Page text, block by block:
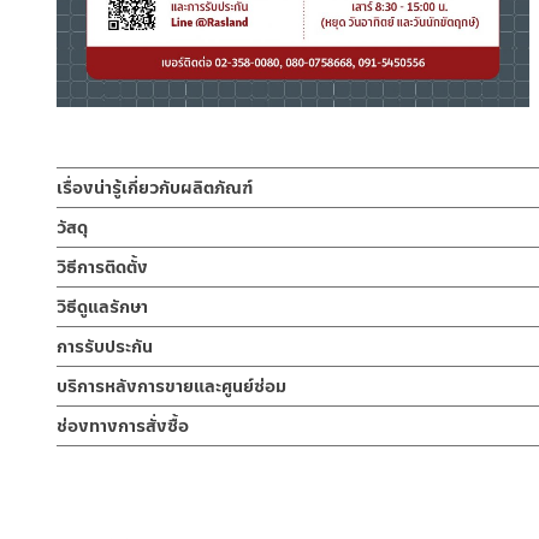
เรื่องน่ารู้เกี่ยวกับผลิตภัณฑ์
ชุดสายฉีดชำระ สเปรย์ฉีดชำระ ผลิตจาก ABS สีขาว หัวสเปรย์ออ
ซม. มาพร้อมขอแขวนกำแพงสีขาว
สายฉีดชำระ หรือ ฝักบัวชำระ ก้านกดออกแบบให้สามารถล๊อคน้ำได้ ส
ต้องใช้มือกดแช่ ใช้งานสะดวกขึ้น ด้ามจับแบบยาวพิเศษจับถนัดมือ ทำ
วัสดุ
หัวฉีดชำระ
ผลิตจากพลาสติก ABS
สายฝักบัว
PVC สีขาว
ขอแขวน
ผลิตจาก ABS
วิธีการติดตั้ง
ข้อแนะนำในการติดตั้ง
สำหรับการติดตั้งใหม่ ให้ไล่ฝุ่น เศษทราย เศษท่อ ออกจากท่อน้ำก่อน
พาเศษละอองต่างๆ ออกจากท่อน้ำ มิเช่นนั้นสิ่งสกปรกจะเข้าไปภายใน
ไม่อยู่ในเงื่อนไขการรับประกัน
วิธีดูแลรักษา
คำแนะนำในการดูแลรักษาผลิตภัณฑ์
1. ไม่ทำสินค้าให้เกิดความเสียหายอื่น ๆ นอกจากการใช้งานปกติ เช่นไ
2. ทำความสะอาดสินค้าโดยการใช้ผ้านุ่มๆชุบน้ำหมาดๆแล้วเช็ดให้แห้ง
3. ห้ามใช้สารเคมีที่มีฤทธิ์เป็นกรด ในการทำความสะอาด เนื่องจากผิวข
4. ห้ามใช้แปรง วัสดุแข็ง หยาบ ห้ามใช้ฝอยขัดทำความสะอาด ขัดหรือ
การรับประกัน
รับประกันหัวฉีดชำระ ไม่รั่วซึม 1 ปี
บริการหลังการขายและศูนย์ซ่อม
ช่องทางออนไลน์
– Email: contact@charnpaiboon.com
ช่องทางการสั่งซื้อ